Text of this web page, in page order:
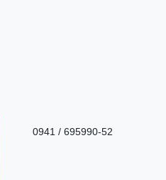
0941 / 695990-52